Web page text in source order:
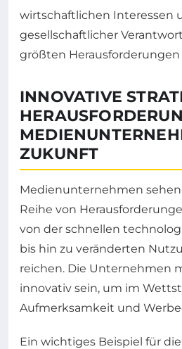
wirtschaftlichen Interessen
gesellschaftlicher
größten
INNOVATIVE
ZUKUNFT
Medienunternehmen sehen
Reihe von
von der schnellen
bis hin zu veränderten
reichen. Die Unternehmen
innovativ sein, um im
Aufmerksamkeit und
Ein wichtiges Beispiel für